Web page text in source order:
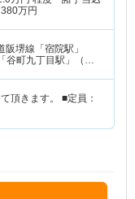
380万円
阪堺線「宿院駅」
谷町九丁目駅」（徒
す。 ■定員：